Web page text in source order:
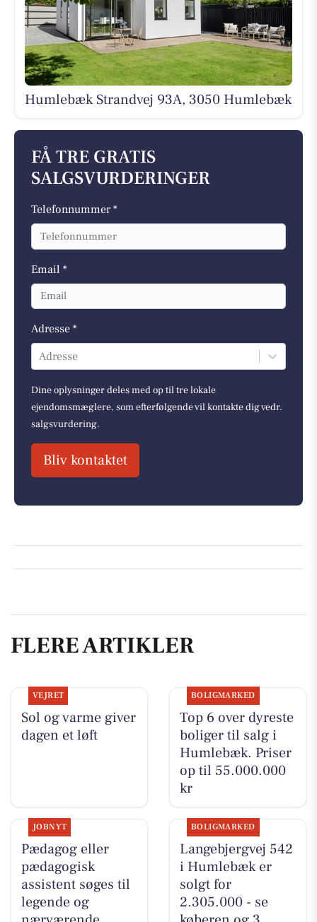
Humlebæk Strandvej 93A, 3050 Humlebæk
FÅ TRE GRATIS
SALGSVURDERINGER
Telefonnummer *
Email *
Adresse *
Adresse
Dine oplysninger deles med op til tre lokale
ejendomsmæglere, som efterfølgende vil kontakte dig vedr.
salgsvurdering.
Bliv kontaktet
FLERE ARTIKLER
VEJRET
Sol og varme giver
dagen et løft
BOLIGMARKED
Top 6 over dyreste
boliger til salg i
Humlebæk. Priser
op til 55.000.000
kr
JOBNYT
Pædagog eller
pædagogisk
assistent søges til
legende og
BOLIGMARKED
Langebjergvej 542
i Humlebæk er
solgt for
2.305.000 - se